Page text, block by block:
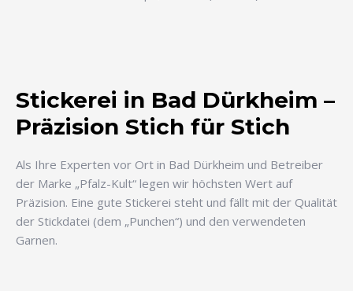
Stickerei in Bad Dürkheim –
Präzision Stich für Stich
Als Ihre Experten vor Ort in Bad Dürkheim und Betreiber
der Marke „Pfalz-Kult“ legen wir höchsten Wert auf
Präzision. Eine gute Stickerei steht und fällt mit der Qualität
der Stickdatei (dem „Punchen“) und den verwendeten
Garnen.